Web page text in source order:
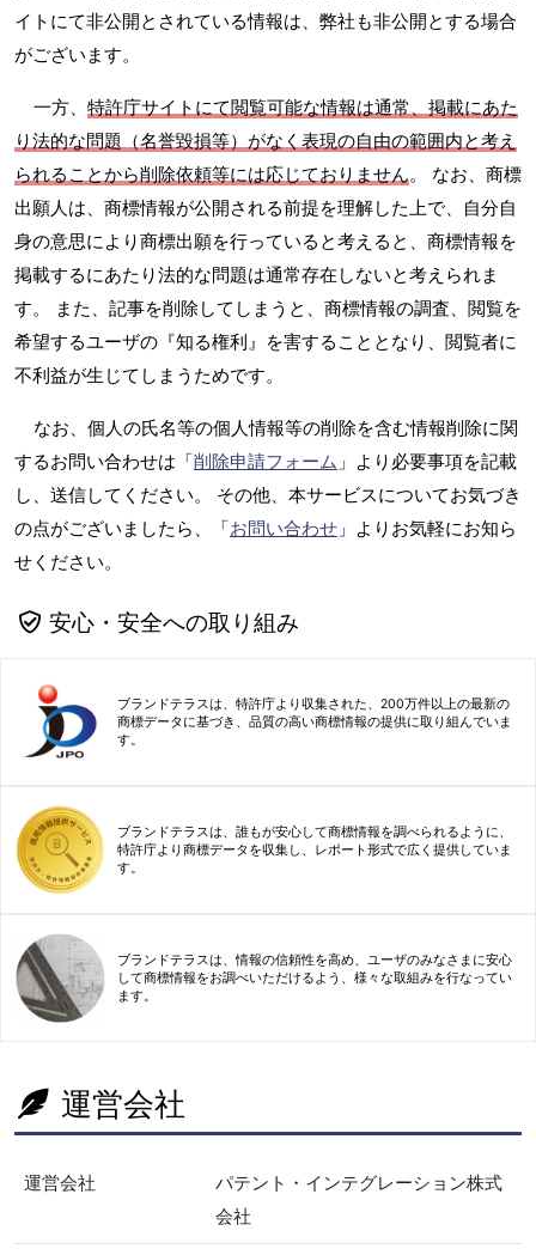
イトにて非公開とされている情報は、弊社も非公開とする場合
がございます。
一方、 特許庁サイトにて閲覧可能な情報は通常、掲載にあた
り法的な問題（名誉毀損等）がなく表現の自由の範囲内と考え
られることから削除依頼等には応じておりません。 なお、商標
出願人は、商標情報が公開される前提を理解した上で、自分自
身の意思により商標出願を行っていると考えると、商標情報を
掲載するにあたり法的な問題は通常存在しないと考えられま
す。 また、記事を削除してしまうと、商標情報の調査、閲覧を
希望するユーザの『知る権利』を害することとなり、閲覧者に
不利益が生じてしまうためです。
なお、個人の氏名等の個人情報等の削除を含む情報削除に関
するお問い合わせは「削除申請フォーム 」より必要事項を記載
し、送信してください。 その他、本サービスについてお気づき
の点がございましたら、「お問い合わせ 」よりお気軽にお知ら
せください。
安心・安全への取り組み
ブランドテラスは、特許庁より収集された、200万件以上の最新の
商標データに基づき、品質の高い商標情報の提供に取り組んでいま
す。
ブランドテラスは、誰もが安心して商標情報を調べられるように、
特許庁より商標データを収集し、レポート形式で広く提供していま
す。
ブランドテラスは、情報の信頼性を高め、ユーザのみなさまに安心
して商標情報をお調べいただけるよう、様々な取組みを行なってい
ます。
運営会社
運営会社
パテント・インテグレーション株式
会社